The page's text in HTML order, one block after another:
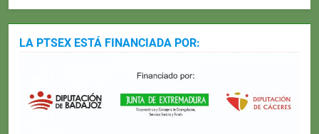
LA PTSEX ESTÁ FINANCIADA POR: